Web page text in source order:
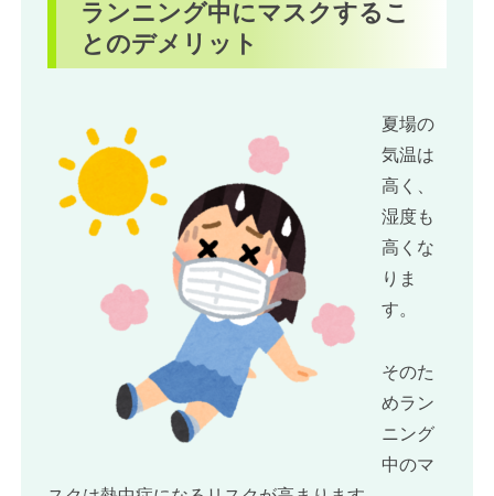
ランニング中にマスクするこ
とのデメリット
夏場の
気温は
高く、
湿度も
高くな
りま
す。
そのた
めラン
ニング
中のマ